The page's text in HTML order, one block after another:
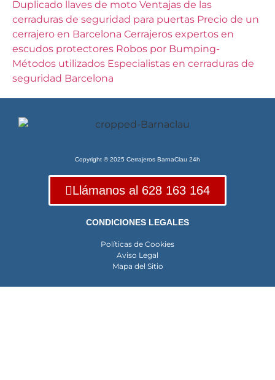
Duplicado llaves de moto Ventajas de las
cerraduras de seguridad para puertas Precio de un
cerrajero en Barcelona Cerrajeros expertos en
escudos protectores Robos por Bumping-
Métodos utilizados Especialistas en cerraduras de
seguridad Barcelona
Copyright © 2025 Cerrajeros BarnaClau 24h
Llámanos al 628 163 164
CONDICIONES LEGALES
Políticas de Cookies
Aviso Legal
Mapa del Sitio